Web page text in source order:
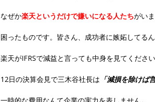
なぜか楽天というだけで嫌いになる人たちがいま
困ったものです。皆さん、成功者に嫉妬してるん
楽天がIFRSで減益と言っても中身を見てください
12日の決算会見で三木谷社長は 「減損を除けば